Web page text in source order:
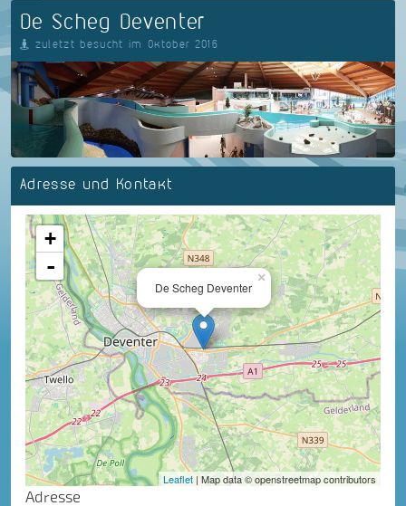
De Scheg Deventer
zuletzt besucht im Oktober 2016
Adresse und Kontakt
×
De Scheg Deventer
+
-
Leaflet| Map data © openstreetmap contributors
Adresse